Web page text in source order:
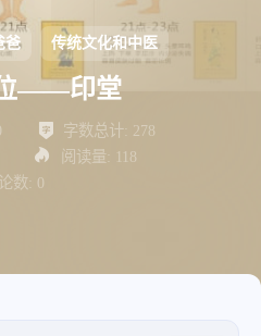
爸 传统文化和中医
——印堂
字数总计: 278
阅读量: 118
数: 0